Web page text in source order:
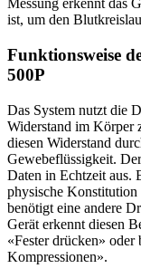
Messung erkennt das
ist, um den
Funktionsweise
500P
Das System nutzt die
Widerstand im Körper
diesen Widerstand
Gewebeflüssigkeit.
Daten in Echtzeit aus.
physische
benötigt eine andere
Gerät erkennt diesen
«Fester drücken»
Kompressionen».